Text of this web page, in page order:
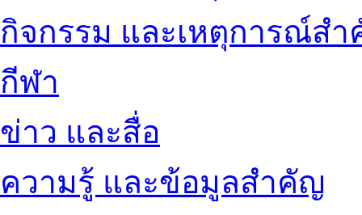
กิจกรรม และเหตุการณ์ส
กีฬา
ข่าว และสื่อ
ความรู้ และข้อมูลสำคัญ